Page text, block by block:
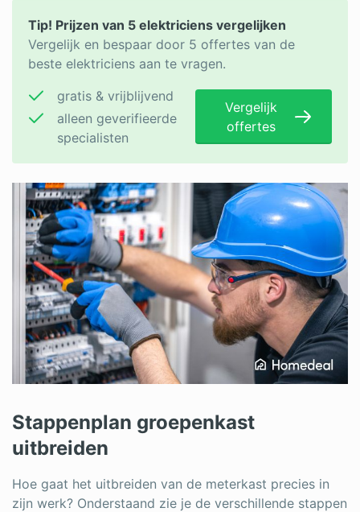
Tip! Prijzen van 5 elektriciens vergelijken
Vergelijk en bespaar door 5 offertes van de
beste elektriciens aan te vragen.
gratis & vrijblijvend
alleen geverifieerde
specialisten
Vergelijk
offertes
Stappenplan groepenkast
uitbreiden
Hoe gaat het uitbreiden van de meterkast precies in
zijn werk? Onderstaand zie je de verschillende stappen